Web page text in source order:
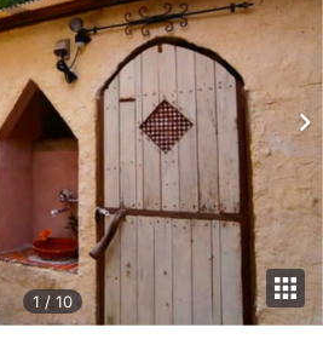
1 / 10